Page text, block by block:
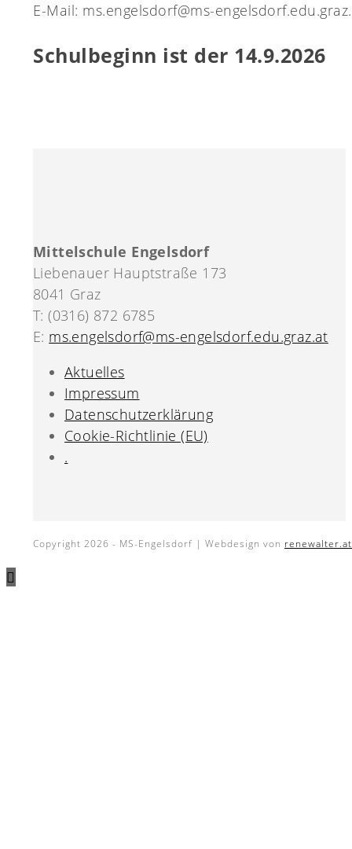
E-Mail: ms.engelsdorf@ms-
Schulbeginn ist der 14.9.2026
Mittelschule Engelsdorf
Liebenauer Hauptstraße 173
8041 Graz
T: (0316) 872 6785
E: ms.engelsdorf@ms-engelsdorf.edu.graz.at
Aktuelles
Impressum
Datenschutzerklärung
Cookie-Richtlinie (EU)
.
Copyright 2026 - MS-Engelsdorf | Webdesign von renewalter.at